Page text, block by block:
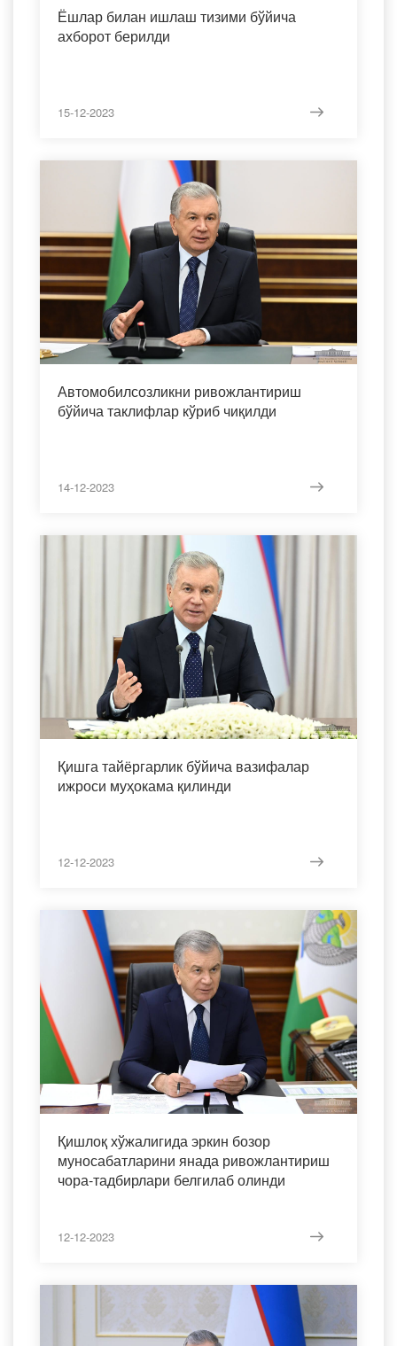
Ёшлар билан ишлаш тизими бўйича
ахборот берилди
15-12-2023
Автомобилсозликни ривожлантириш
бўйича таклифлар кўриб чиқилди
14-12-2023
Қишга тайёргарлик бўйича вазифалар
ижроси муҳокама қилинди
12-12-2023
Қишлоқ хўжалигида эркин бозор
муносабатларини янада ривожлантириш
чора-тадбирлари белгилаб олинди
12-12-2023